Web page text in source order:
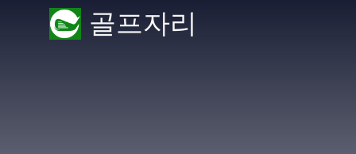
골프자리